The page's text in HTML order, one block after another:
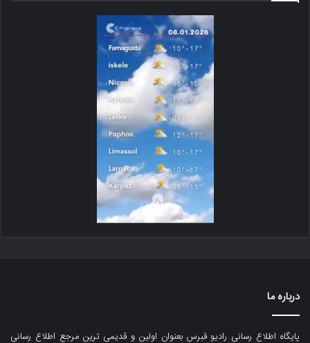
درباره ما
پایگاه اطلاع رسانی رادیو قبرس بعنوان اولین و قدیمی ترین مرجع اطلاع رسانی